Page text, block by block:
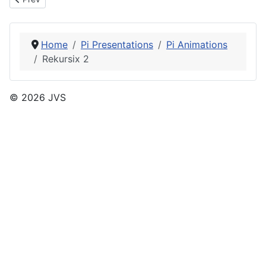
Home Pi Presentations
Pi Animations
Rekursix 2
© 2026 JVS